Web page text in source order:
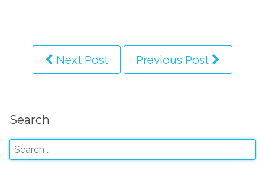
Next Post Previous Post
Search